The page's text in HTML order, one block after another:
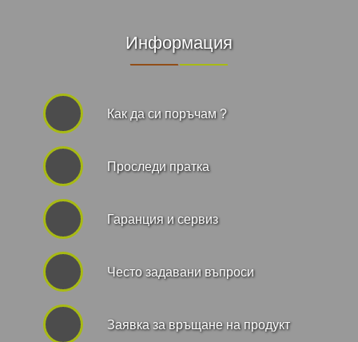
Информация
Как да си поръчам ?
Проследи пратка
Гаранция и сервиз
Често задавани въпроси
Заявка за връщане на продукт